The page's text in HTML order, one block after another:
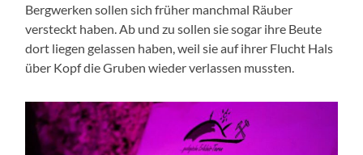
Bergwerken sollen sich früher manchmal Räuber
versteckt haben. Ab und zu sollen sie sogar ihre Beute
dort liegen gelassen haben, weil sie auf ihrer Flucht Hals
über Kopf die Gruben wieder verlassen mussten.